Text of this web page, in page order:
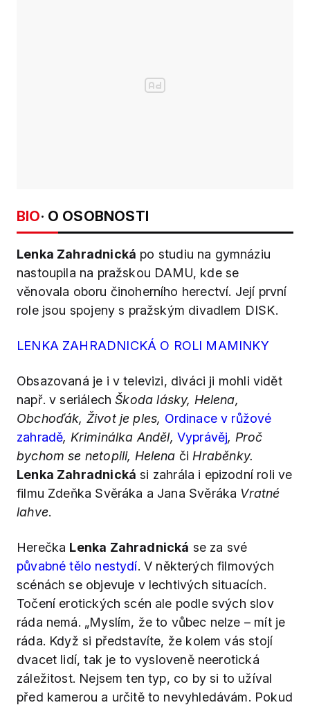
BIO· O OSOBNOSTI
Lenka Zahradnická po studiu na gymnáziu
nastoupila na pražskou DAMU, kde se
věnovala oboru činoherního herectví. Její první
role jsou spojeny s pražským divadlem DISK.
LENKA ZAHRADNICKÁ O ROLI MAMINKY
Obsazovaná je i v televizi, diváci ji mohli vidět
např. v seriálechŠkoda lásky, Helena,
Obchoďák, Život je ples, Ordinace v růžové
zahradě, Kriminálka Anděl, Vyprávěj, Proč
bychom se netopili, Helena či Hraběnky.
Lenka Zahradnická si zahrála i epizodní roli ve
filmu Zdeňka Svěráka a Jana Svěráka Vratné
lahve.
Herečka Lenka Zahradnická se za své
půvabné tělo nestydí. V některých filmových
scénách se objevuje v lechtivých situacích.
Točení erotických scén ale podle svých slov
ráda nemá. „Myslím, že to vůbec nelze – mít je
ráda. Když si představíte, že kolem vás stojí
dvacet lidí, tak je to vysloveně neerotická
záležitost. Nejsem ten typ, co by si to užíval
před kamerou a určitě to nevyhledávám. Pokud